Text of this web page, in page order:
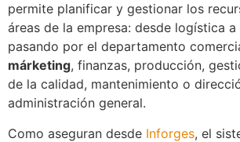
permite planificar y gestionar los
áreas de la empresa: desde logística
pasando por el departamento
márketing, finanzas, producción,
de la calidad, mantenimiento o
administración general.
Como aseguran desde Inforges, el